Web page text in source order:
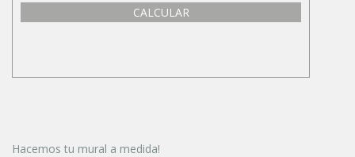
CALCULAR
Hacemos tu mural a medida!